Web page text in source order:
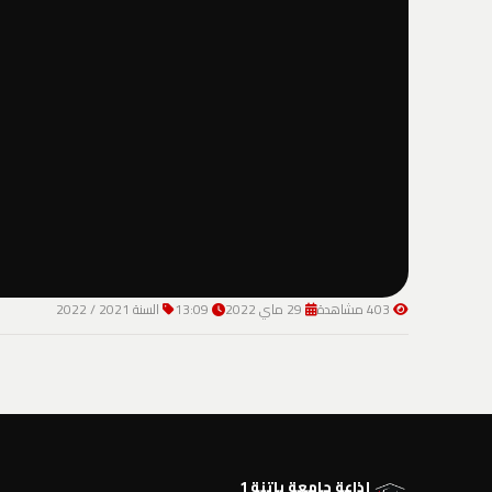
السنة 2021 / 2022
إذاعة جامعة باتنة 1